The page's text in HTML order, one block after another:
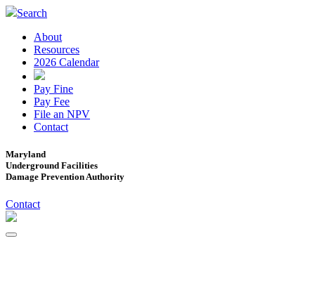
Search
About
Resources
2026 Calendar
Pay Fine
Pay Fee
File an NPV
Contact
Maryland
Underground Facilities
Damage Prevention Authority
Contact